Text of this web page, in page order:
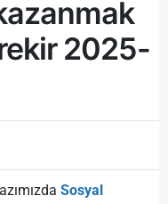
2025-
Sosyal